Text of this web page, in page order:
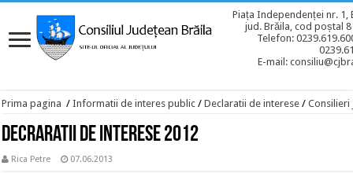
Piața Independenței nr. 1,
jud. Brăila, cod poștal
Telefon:
E-mail:
Prima pagina / Informatii de interes public / Declaratii de interese / Consilieri
Decraratii de interese 2012
Rica Petre 07.06.2013